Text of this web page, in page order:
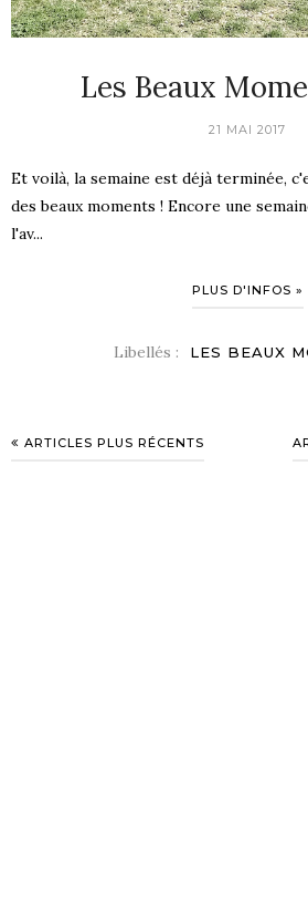
Les Beaux
21 MAI 2017
Et voilà, la semaine est déjà terminée,
des beaux moments ! Encore une
l'av...
PLUS D'INFOS »
Libellés : LES BEAUX
ARTICLES PLUS RÉCENTS